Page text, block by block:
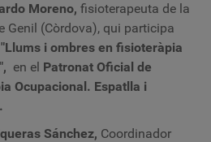
Moreno, fisioterapeuta de la
Genil (Còrdova), qui participa
"Llums i ombres en fisioteràpia
en el Patronat Oficial de
Ocupacional. Espatlla i
Sánchez, Coordinador